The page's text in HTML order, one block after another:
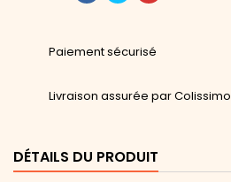
Paiement sécurisé
Livraison assurée par Colissimo
DÉTAILS DU PRODUIT